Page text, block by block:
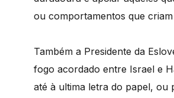
ou comportamentos que
Também a Presidente da
fogo acordado entre Israel e
até à ultima letra do papel, ou